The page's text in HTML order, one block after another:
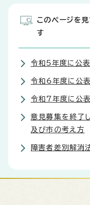
このページを
す
令和5年度に公
令和6年度に公
令和7年度に公
意見募集を終了
及び市の考え方
障害者差別解消